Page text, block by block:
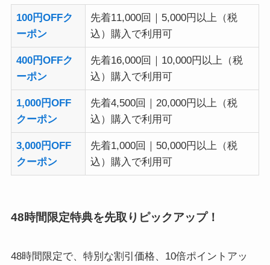
100円OFFク
ーポン
先着11,000回｜5,000円以上（税
込）購入で利用可
400円OFFク
ーポン
先着16,000回｜10,000円以上（税
込）購入で利用可
1,000円OFF
クーポン
先着4,500回｜20,000円以上（税
込）購入で利用可
3,000円OFF
クーポン
先着1,000回｜50,000円以上（税
込）購入で利用可
48時間限定特典を先取りピックアップ！
48時間限定で、特別な割引価格、10倍ポイントアッ